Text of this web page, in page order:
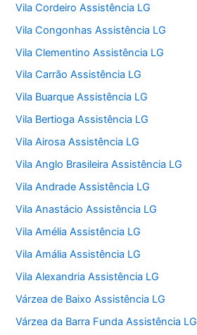
Vila Cordeiro Assistência LG
Vila Congonhas Assistência LG
Vila Clementino Assistência LG
Vila Carrão Assistência LG
Vila Buarque Assistência LG
Vila Bertioga Assistência LG
Vila Airosa Assistência LG
Vila Anglo Brasileira Assistência LG
Vila Andrade Assistência LG
Vila Anastácio Assistência LG
Vila Amélia Assistência LG
Vila Amália Assistência LG
Vila Alexandria Assistência LG
Várzea de Baixo Assistência LG
Várzea da Barra Funda Assistência LG